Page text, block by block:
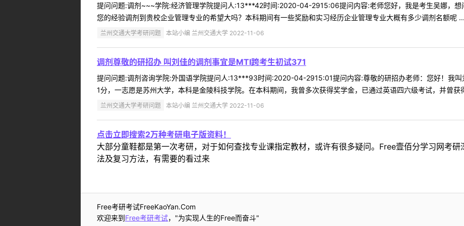
提问问题:调剂~~~学院:经济管理学院提问人:13***42时间:2020-04-2915:06提问内容:老师您好，我是考生吴娜，
您的经验调剂到贵校企业管理专业的希望大吗？本科期间有一些奖励和实习经历企业管理专业大概有多少调剂名额呢 ...
兰州交通大学考研问题 本站小编 兰州交通大学 2022-11-06
调剂尊敬的研招办 叫刘佳的调剂事宜是MTI跨考生初试371
提问问题:调剂咨询学院:外国语学院提问人:13***93时间:2020-04-2915:01提问内容:尊敬的研招办老师：您好！我
1分，一志愿是苏州大学，本科是金陵科技学院。在本科期间，我曾多次获得奖学金，已通过英语四六级考试，并曾获
兰州交通大学考研问题 本站小编 兰州交通大学 2022-11-06
点击立即搜索2万种考研电子版资料！
大部分童鞋都是第一次考研，对于如何查找专业课指定教材，或许有很多疑问。Free壹佰分学习网考
法及复习方法，有需要的看过来
Free考研考试FreeKaoYan.Com
欢迎来到Free考研考试，"为实现人生的Free而奋斗"